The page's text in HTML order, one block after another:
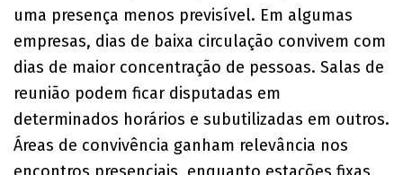
uma presença menos previsível. Em algumas
empresas, dias de baixa circulação convivem com
dias de maior concentração de pessoas. Salas de
reunião podem ficar disputadas em
determinados horários e subutilizadas em outros.
Áreas de convivência ganham relevância nos